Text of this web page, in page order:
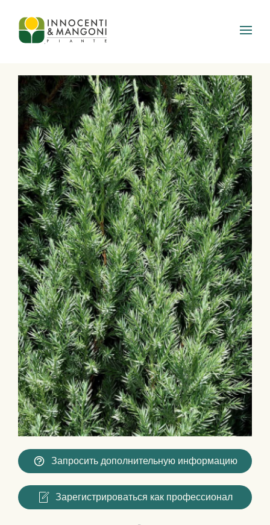
Skip to main content
Запросить дополнительную информацию
Зарегистрироваться как профессионал